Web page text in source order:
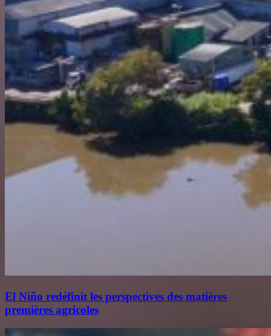
El Niño redéfinit les perspectives des matières
premières agricoles